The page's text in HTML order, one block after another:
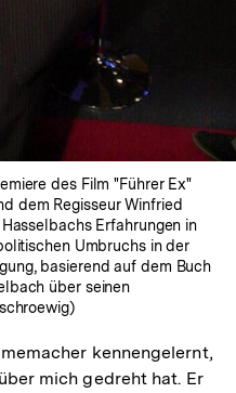
des Film "Führer Ex"
dem Regisseur Winfried
Erfahrungen in
Umbruchs in der
basierend auf dem Buch
über seinen
kennengelernt,
mich gedreht hat. Er